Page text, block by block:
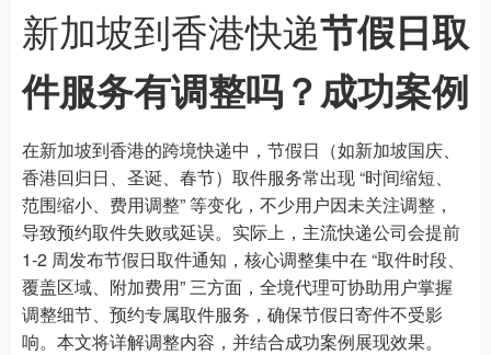
新加坡到香港快递节假日取
件服务有调整吗？成功案例
在新加坡到香港的跨境快递中，节假日（如新加坡国庆、
香港回归日、圣诞、春节）取件服务常出现 “时间缩短、
范围缩小、费用调整” 等变化，不少用户因未关注调整，
导致预约取件失败或延误。实际上，主流快递公司会提前
1-2 周发布节假日取件通知，核心调整集中在 “取件时段、
覆盖区域、附加费用” 三方面，全境代理可协助用户掌握
调整细节、预约专属取件服务，确保节假日寄件不受影
响。本文将详解调整内容，并结合成功案例展现效果。